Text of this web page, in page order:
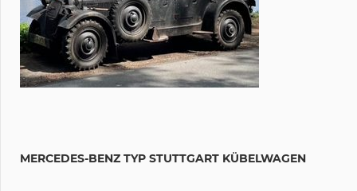
MERCEDES-BENZ TYP STUTTGART KÜBELWAGEN